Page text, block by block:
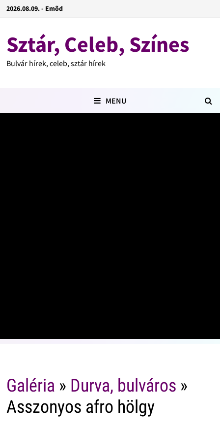
2026.08.09. - Emõd
Sztár, Celeb, Színes
Bulvár hírek, celeb, sztár hírek
MENU
Galéria » Durva, bulváros »
Asszonyos afro hölgy